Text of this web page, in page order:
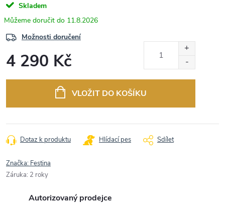
Skladem
11.8.2026
Možnosti doručení
4 290 Kč
VLOŽIT DO KOŠÍKU
Dotaz k produktu Hlídací pes Sdílet
Značka: Festina
Záruka: 2 roky
Autorizovaný prodejce